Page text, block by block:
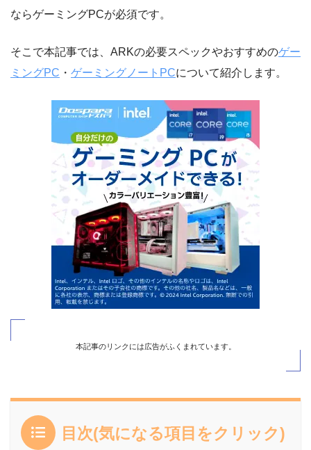
ならゲーミングPCが必須です。
そこで本記事では、ARKの必要スペックやおすすめのゲー
ミングPC ・ ゲーミングノートPCについて紹介します。
本記事のリンクには広告がふくまれています。
目次(気になる項目をクリック)